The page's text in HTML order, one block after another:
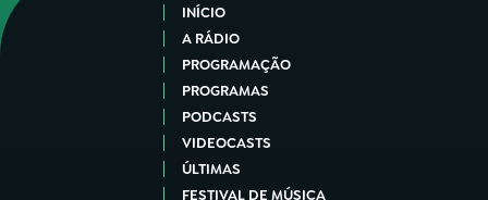
INÍCIO
A RÁDIO
PROGRAMAÇÃO
PROGRAMAS
PODCASTS
VIDEOCASTS
ÚLTIMAS
FESTIVAL DE MÚSICA